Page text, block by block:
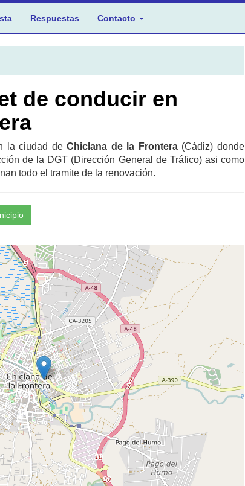
Respuestas Contacto
de conducir en
la ciudad deChiclana de la Frontera(Cádiz) donde
de la DGT (Dirección General de Tráfico) asi como
todo el tramite de la renovación.